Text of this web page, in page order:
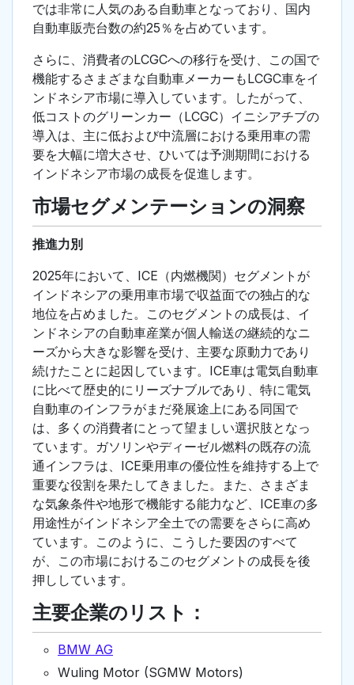
では非常に人気のある自動車となっており、国内
自動車販売台数の約25％を占めています。
さらに、消費者のLCGCへの移行を受け、この国で
機能するさまざまな自動車メーカーもLCGC車をイ
ンドネシア市場に導入しています。したがって、
低コストのグリーンカー（LCGC）イニシアチブの
導入は、主に低および中流層における乗用車の需
要を大幅に増大させ、ひいては予測期間における
インドネシア市場の成長を促進します。
市場セグメンテーションの洞察
推進力別
2025年において、ICE（内燃機関）セグメントが
インドネシアの乗用車市場で収益面での独占的な
地位を占めました。このセグメントの成長は、イ
ンドネシアの自動車産業が個人輸送の継続的なニ
ーズから大きな影響を受け、主要な原動力であり
続けたことに起因しています。ICE車は電気自動車
に比べて歴史的にリーズナブルであり、特に電気
自動車のインフラがまだ発展途上にある同国で
は、多くの消費者にとって望ましい選択肢となっ
ています。ガソリンやディーゼル燃料の既存の流
通インフラは、ICE乗用車の優位性を維持する上で
重要な役割を果たしてきました。また、さまざま
な気象条件や地形で機能する能力など、ICE車の多
用途性がインドネシア全土での需要をさらに高め
ています。このように、こうした要因のすべて
が、この市場におけるこのセグメントの成長を後
押ししています。
主要企業のリスト：
BMW AG
Wuling Motor (SGMW Motors)